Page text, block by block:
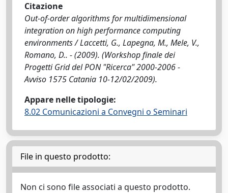
Citazione
Out-of-order algorithms for multidimensional
integration on high performance computing
environments / Laccetti, G., Lapegna, M., Mele, V.,
Romano, D.. - (2009). (Workshop finale dei
Progetti Grid del PON "Ricerca" 2000-2006 -
Avviso 1575 Catania 10-12/02/2009).
Appare nelle tipologie:
8.02 Comunicazioni a Convegni o Seminari
File in questo prodotto:
Non ci sono file associati a questo prodotto.